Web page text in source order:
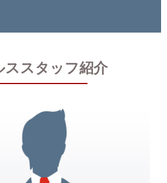
ススタッフ紹介